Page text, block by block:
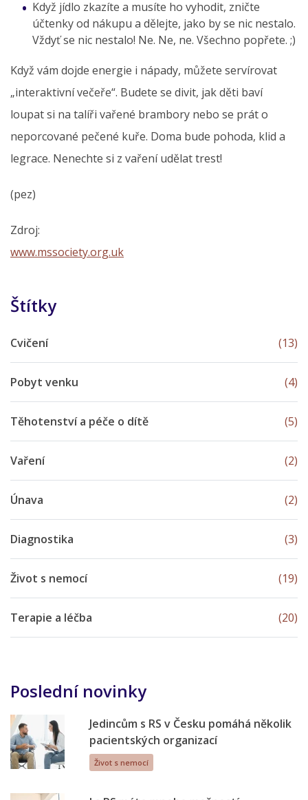
Když jídlo zkazíte a musíte ho vyhodit, zničte
účtenky od nákupu a dělejte, jako by se nic nestalo.
Vždyť se nic nestalo! Ne. Ne, ne. Všechno popřete. ;)
Když vám dojde energie i nápady, můžete servírovat
„interaktivní večeře“. Budete se divit, jak děti baví
loupat si na talíři vařené brambory nebo se prát o
neporcované pečené kuře. Doma bude pohoda, klid a
legrace. Nenechte si z vaření udělat trest!
(pez)
Zdroj:
www.mssociety.org.uk
Štítky
Cvičení (13)
Pobyt venku (4)
Těhotenství a péče o dítě (5)
Vaření (2)
Únava (2)
Diagnostika (3)
Život s nemocí (19)
Terapie a léčba (20)
Poslední novinky
Jedincům s RS v Česku pomáhá několik
pacientských organizací
Život s nemocí